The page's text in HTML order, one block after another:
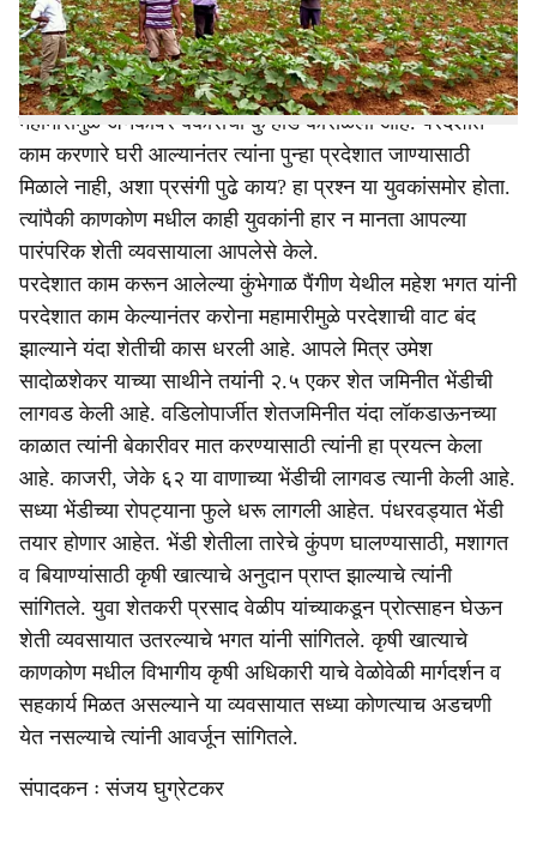
a
r
e
काणकोण
कष्ट करण्याची इच्छा असेल त्याला वाट सापडत असते. करोना
महामारीमुळे अनेकांवर बेकारीची कुऱ्हाड कोसळली आहे. परदेशात
काम करणारे घरी आल्यानंतर त्यांना पुन्हा प्रदेशात जाण्यासाठी
मिळाले नाही, अशा प्रसंगी पुढे काय? हा प्रश्न या युवकांसमोर होता.
त्यांपैकी काणकोण मधील काही युवकांनी हार न मानता आपल्या
पारंपरिक शेती व्यवसायाला आपलेसे केले.
परदेशात काम करून आलेल्या कुंभेगाळ पैंगीण येथील महेश भगत यांनी
परदेशात काम केल्यानंतर करोना महामारीमुळे परदेशाची वाट बंद
झाल्याने यंदा शेतीची कास धरली आहे. आपले मित्र उमेश
सादोळशेकर याच्या साथीने तयांनी २.५ एकर शेत जमिनीत भेंडीची
लागवड केली आहे. वडिलोपार्जीत शेतजमिनीत यंदा लॉकडाऊनच्या
काळात त्यांनी बेकारीवर मात करण्यासाठी त्यांनी हा प्रयत्न केला
आहे. काजरी, जेके ६२ या वाणाच्या भेंडीची लागवड त्यानी केली आहे.
सध्या भेंडीच्या रोपट्याना फुले धरू लागली आहेत. पंधरवड्यात भेंडी
तयार होणार आहेत. भेंडी शेतीला तारेचे कुंपण घालण्यासाठी, मशागत
व बियाण्यांसाठी कृषी खात्याचे अनुदान प्राप्त झाल्याचे त्यांनी
सांगितले. युवा शेतकरी प्रसाद वेळीप यांच्याकडून प्रोत्साहन घेऊन
शेती व्यवसायात उतरल्याचे भगत यांनी सांगितले. कृषी खात्याचे
काणकोण मधील विभागीय कृषी अधिकारी याचे वेळोवेळी मार्गदर्शन व
सहकार्य मिळत असल्याने या व्यवसायात सध्या कोणत्याच अडचणी
येत नसल्याचे त्यांनी आवर्जून सांगितले.
संपादकन ः संजय घुग्रेटकर